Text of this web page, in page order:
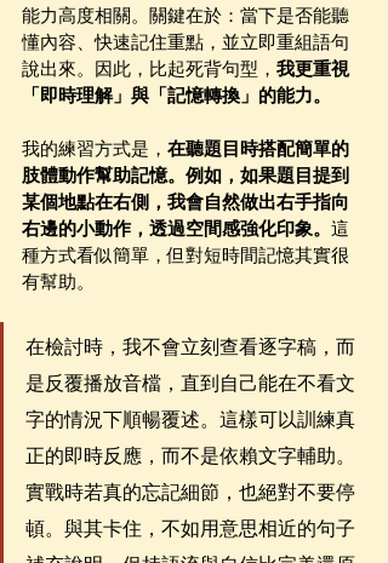
能力高度相關。關鍵在於：當下是否能聽
懂內容、快速記住重點，並立即重組語句
說出來。因此，比起死背句型， 我更重視
「即時理解」與「記憶轉換」的能力。
我的練習方式是， 在聽題目時搭配簡單的
肢體動作幫助記憶。例如，如果題目提到
某個地點在右側，我會自然做出右手指向
右邊的小動作，透過空間感強化印象。 這
種方式看似簡單，但對短時間記憶其實很
有幫助。
在檢討時，我不會立刻查看逐字稿，而
是反覆播放音檔，直到自己能在不看文
字的情況下順暢覆述。這樣可以訓練真
正的即時反應，而不是依賴文字輔助。
實戰時若真的忘記細節，也絕對不要停
頓。與其卡住，不如用意思相近的句子